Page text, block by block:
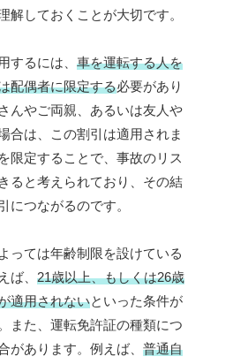
解しておくことが大切です。
するには、 車を運転する人を
配偶者に限定する必要があり
んやご両親、あるいは友人や
合は、この割引は適用されま
限定することで、事故のリス
ると考えられており、その結
につながるのです。
っては年齢制限を設けている
ば、 21歳以上、もしくは26歳
適用されないといった条件が
また、運転免許証の種類につ
があります。例えば、 普通自